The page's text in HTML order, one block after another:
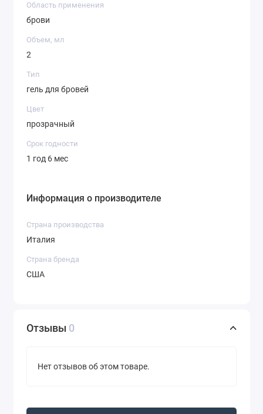
Область применения
брови
Объем, мл
2
Тип
гель для бровей
Цвет
прозрачный
Срок годности
1 год 6 мес
Информация о производителе
Страна производства
Италия
Страна бренда
США
Отзывы 0
Нет отзывов об этом товаре.